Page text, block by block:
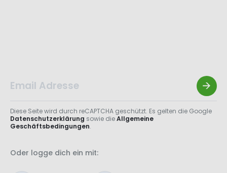
Diese Seite wird durch reCAPTCHA geschützt. Es gelten die Google
Datenschutzerklärung sowie dieAllgemeine
Geschäftsbedingungen.
Oder logge dich ein mit: